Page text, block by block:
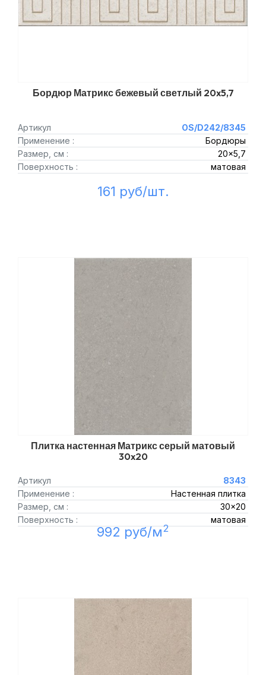
Бордюр Матрикс бежевый светлый 20x5,7
Артикул
OS/D242/8345
Применение :
Бордюры
Размер, см :
20x5,7
Поверхность :
матовая
161 руб/шт.
Плитка настенная Матрикс серый матовый
30x20
Артикул
8343
Применение :
Настенная плитка
Размер, см :
30x20
Поверхность :
матовая
992 руб/м2